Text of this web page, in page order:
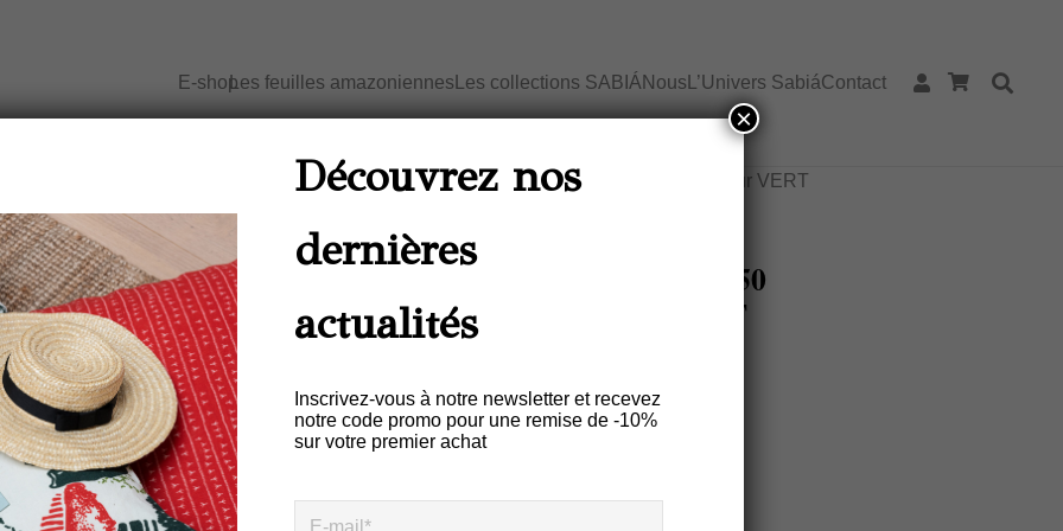
E-shopLes feuilles amazoniennes Les collections SABIÁ Nous L’Univers SabiáContact
Maison - Set de Table
ARRASTA PÉ couleur VERT
Set De Table Lin (par 2) Encadré 35×50
– Motif ARRASTA PÉ Couleur VERT
30,00
Description Informations complémentaires
Ce set de table 100% lin fait partie de la collection “
canto do Sabiá
Découvrez nos
dernières
actualités
Inscrivez-vous à notre newsletter et recevez
notre code promo pour une remise de -10%
sur votre premier achat
×